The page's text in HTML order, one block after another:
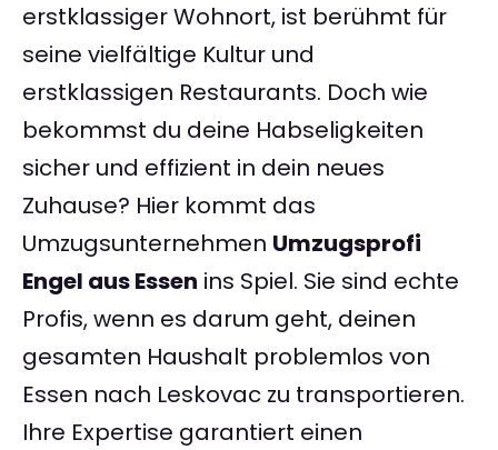
erstklassiger Wohnort, ist berühmt für
seine vielfältige Kultur und
erstklassigen Restaurants. Doch wie
bekommst du deine Habseligkeiten
sicher und effizient in dein neues
Zuhause? Hier kommt das
Umzugsunternehmen Umzugsprofi
Engel aus Essen ins Spiel. Sie sind echte
Profis, wenn es darum geht, deinen
gesamten Haushalt problemlos von
Essen nach Leskovac zu transportieren.
Ihre Expertise garantiert einen